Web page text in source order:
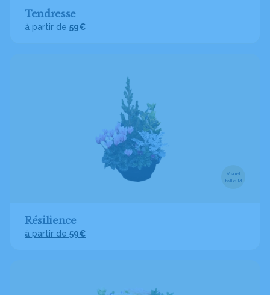
Tendresse
à partir de 59€
Visuel
taille M
Résilience
à partir de 59€